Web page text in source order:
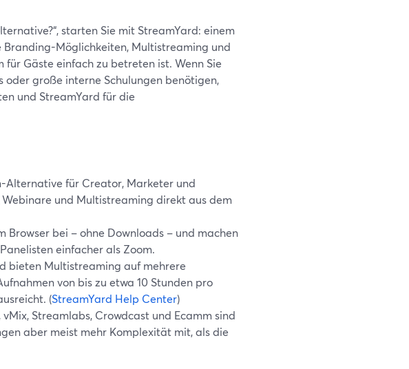
starten Sie mit StreamYard: einem
Branding-Möglichkeiten, Multistreaming und
Gäste einfach zu betreten ist. Wenn Sie
große interne Schulungen benötigen,
und StreamYard für die
Alternative für Creator, Marketer und
und Multistreaming direkt aus dem
Browser bei – ohne Downloads – und machen
einfacher als Zoom.
bieten Multistreaming auf mehrere
von bis zu etwa 10 Stunden pro
(StreamYard Help Center)
Streamlabs, Crowdcast und Ecamm sind
aber meist mehr Komplexität mit, als die